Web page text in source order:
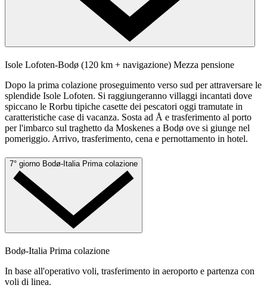
Isole Lofoten-Bodø (120 km + navigazione) Mezza pensione
Dopo la prima colazione proseguimento verso sud per attraversare le
splendide Isole Lofoten. Si raggiungeranno villaggi incantati dove
spiccano le Rorbu tipiche casette dei pescatori oggi tramutate in
caratteristiche case di vacanza. Sosta ad Å e trasferimento al porto
per l'imbarco sul traghetto da Moskenes a Bodø ove si giunge nel
pomeriggio. Arrivo, trasferimento, cena e pernottamento in hotel.
7° giorno Bodø-Italia Prima colazione
Bodø-Italia Prima colazione
In base all'operativo voli, trasferimento in aeroporto e partenza con
voli di linea.